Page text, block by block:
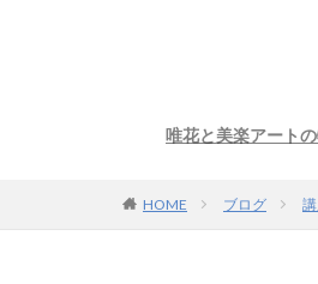
唯花と美楽アート
HOME ブログ